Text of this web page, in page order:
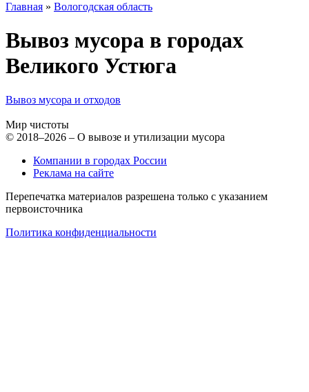
Главная » Вологодская область
Вывоз мусора в городах
Великого Устюга
Вывоз мусора и отходов
Мир чистоты
© 2018–2026 – О вывозе и утилизации мусора
Компании в городах России
Реклама на сайте
Перепечатка материалов разрешена только с указанием
первоисточника
Политика конфиденциальности